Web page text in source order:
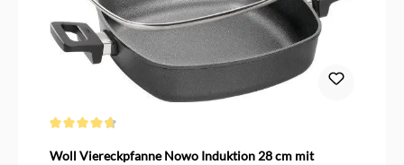
Woll Viereckpfanne Nowo Induktion 28 cm mit